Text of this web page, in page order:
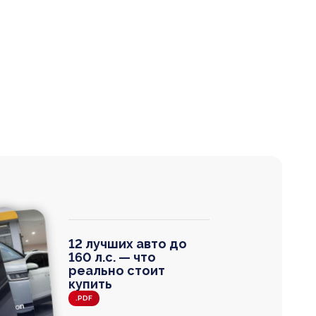
12 лучших авто до
160 л.с. — что
реально стоит
купить
.PDF